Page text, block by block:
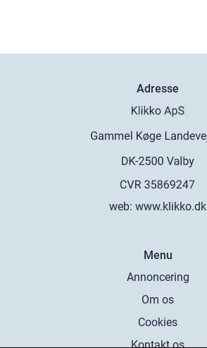
Adresse
web: www.klikko.dk
Menu
Annoncering
Om os
Cookies
Kontakt os